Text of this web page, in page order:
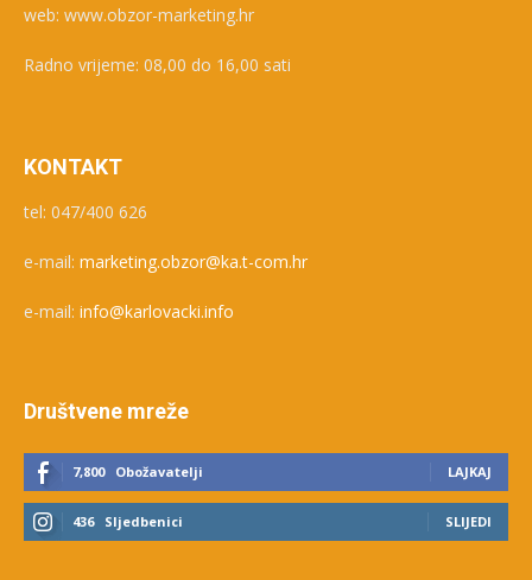
web: www.obzor-marketing.hr
Radno vrijeme: 08,00 do 16,00 sati
KONTAKT
tel: 047/400 626
e-mail: marketing.obzor@ka.t-com.hr
e-mail: info@karlovacki.info
Društvene mreže
7,800 Obožavatelji LAJKAJ
436 Sljedbenici SLIJEDI